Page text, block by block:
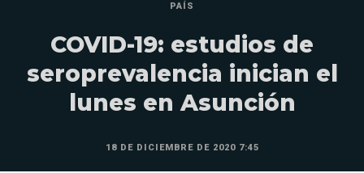
PAÍS
COVID-19: estudios de
seroprevalencia inician el
lunes en Asunción
18 DE DICIEMBRE DE 2020 7:45